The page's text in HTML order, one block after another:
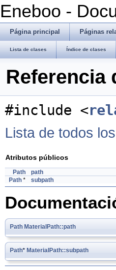
Eneboo -
Página principal Páginas
Lista de clases Índice de clases
Referencia
#include <
Lista de todos
Atributos públicos
Path
path
Path * subpath
Path MaterialPath::path
Path* MaterialPath::subpath